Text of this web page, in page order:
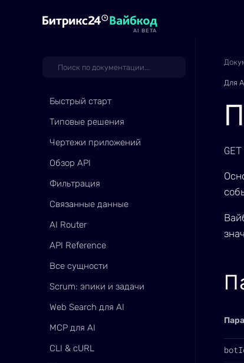
AI BETA
Быстрый старт
Типовые решения
Чертежи приложений
Обзор API
Фильтрация
Связанные данные
AI Router
API Reference
Все сущности
Scrum: эпики и задачи
Web Search для AI
MCP для AI
CLI & cURL
Для